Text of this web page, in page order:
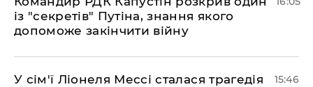
із "секретів" Путіна, знання якого
допоможе закінчити війну
У сім'ї Ліонеля Мессі сталася трагедія 15:46